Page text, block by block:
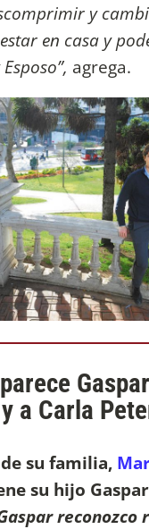
y
en casa y
agrega.
a Carla
su familia,
su hijo
reconozco